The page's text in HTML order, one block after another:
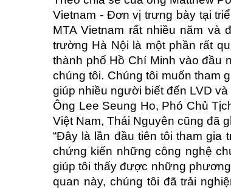
Vietnam - Đơn vị trưng bày tại
MTA Vietnam rất nhiều năm và
trường Hà Nội là một phần rất
thành phố Hồ Chí Minh vào đầu
chúng tôi. Chúng tôi muốn tham
giúp nhiều người biết đến LVD và
Ông Lee Seung Ho, Phó Chủ
Việt Nam, Thái Nguyên cũng đã
“Đây là lần đầu tiên tôi tham gia
chứng kiến những công nghệ
giúp tôi thấy được những
quan này, chúng tôi đã trải